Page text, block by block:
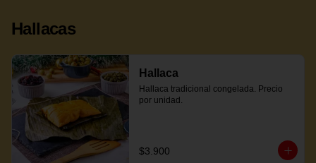
Hallacas
Hallaca
Hallaca tradicional congelada. Precio
por unidad.
$3.900